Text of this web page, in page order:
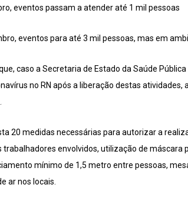
eventos passam a atender até 1 mil pessoas
eventos para até 3 mil pessoas, mas em
caso a Secretaria de Estado da Saúde
no RN após a liberação destas
20 medidas necessárias para autorizar a
trabalhadores envolvidos, utilização de
mínimo de 1,5 metro entre pessoas,
ar nos locais.